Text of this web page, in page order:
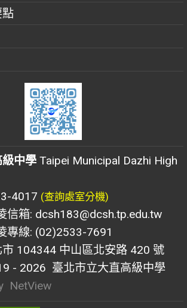
點
中學 Taipei Municipal Dazhi High
4017 (查詢處室分機)
信箱: dcsh183@dcsh.tp.edu.tw
專線: (02)2533-7691
104344 中山區北安路 420 號
- 2026 臺北市立大直高級中學
NetView